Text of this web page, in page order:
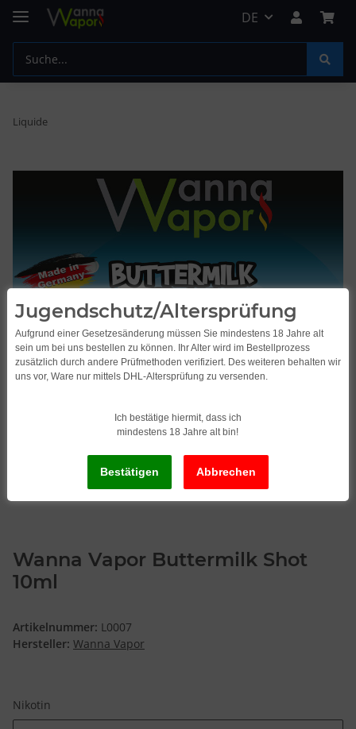
DE
Liquide
Wanna Vapor Buttermilk Shot
10ml
Artikelnummer: L0007
Hersteller: Wanna Vapor
Nikotin
Jugendschutz/Altersprüfung
Aufgrund einer Gesetzesänderung müssen Sie mindestens 18 Jahre alt
sein um bei uns bestellen zu können. Ihr Alter wird im Bestellprozess
zusätzlich durch andere Prüfmethoden verifiziert. Des weiteren behalten wir
uns vor, Ware nur mittels DHL-Altersprüfung zu versenden.
Ich bestätige hiermit, dass ich
mindestens 18 Jahre alt bin!